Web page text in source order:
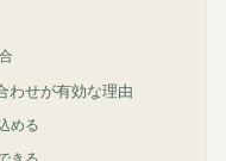
わせが有効な理由
める